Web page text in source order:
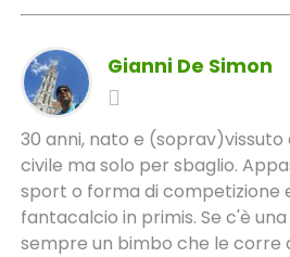
Gianni De Simon
30 anni, nato e (soprav)vissuto
civile ma solo per sbaglio.
sport o forma di competizione
fantacalcio in primis. Se c'è
sempre un bimbo che le corre